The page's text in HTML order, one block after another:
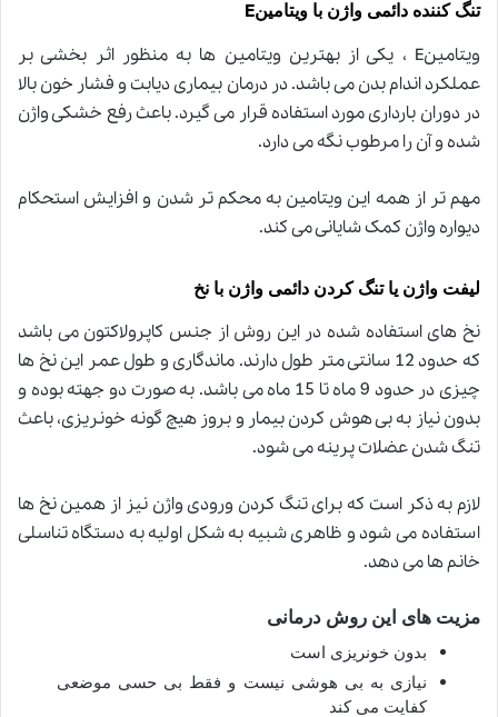
تنگ کننده دائمی واژن با ویتامینE
ویتامینE ، یکی از بهترین ویتامین ها به منظور اثر بخشی بر
عملکرد اندام بدن می باشد. در درمان بیماری دیابت و فشار خون بالا
در دوران بارداری مورد استفاده قرار می گیرد. باعث رفع خشکی واژن
شده و آن را مرطوب نگه می دارد.
مهم تر از همه این ویتامین به محکم تر شدن و افزایش استحکام
دیواره واژن کمک شایانی می کند.
لیفت واژن یا تنگ کردن دائمی واژن با نخ
نخ های استفاده شده در این روش از جنس کاپرولاکتون می باشد
که حدود 12 سانتی متر طول دارند. ماندگاری و طول عمر این نخ ها
چیزی در حدود 9 ماه تا 15 ماه می باشد. به صورت دو جهته بوده و
بدون نیاز به بی هوش کردن بیمار و بروز هیچ گونه خونریزی، باعث
تنگ شدن عضلات پرینه می شود.
لازم به ذکر است که برای تنگ کردن ورودی واژن نیز از همین نخ ها
استفاده می شود و ظاهری شبیه به شکل اولیه به دستگاه تناسلی
خانم ها می دهد.
مزیت های این روش درمانی
بدون خونریزی است
نیازی به بی هوشی نیست و فقط بی حسی موضعی
کفایت می کند